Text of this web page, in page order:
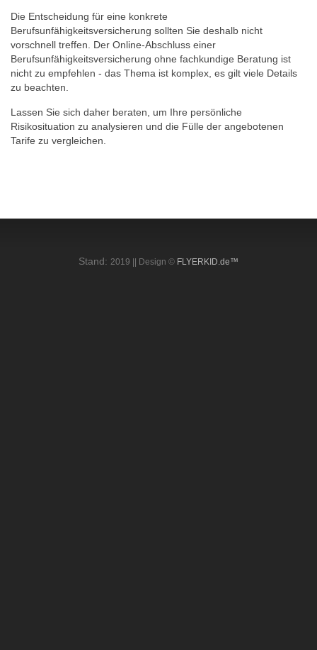
Die Entscheidung für eine konkrete
Berufsunfähigkeitsversicherung sollten Sie deshalb nicht
vorschnell treffen. Der Online-Abschluss einer
Berufsunfähigkeitsversicherung ohne fachkundige Beratung ist
nicht zu empfehlen - das Thema ist komplex, es gilt viele Details
zu beachten.
Lassen Sie sich daher beraten, um Ihre persönliche
Risikosituation zu analysieren und die Fülle der angebotenen
Tarife zu vergleichen.
Stand: 2019 || Design © FLYERKID.de™